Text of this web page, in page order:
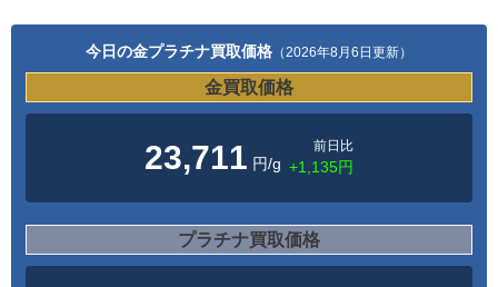
今日の金プラチナ買取価格 （2026年8月6日更新）
金買取価格
23,711 円/g
前日比
+1,135円
プラチナ買取価格